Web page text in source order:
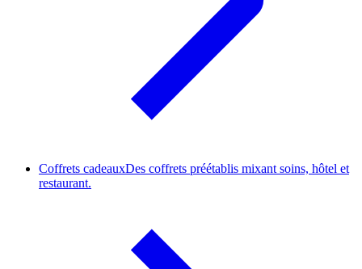
Coffrets cadeauxDes coffrets préétablis mixant soins, hôtel et
restaurant.